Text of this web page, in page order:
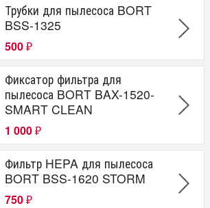
Трубки для пылесоса BORT
BSS-1325
500 ₽
Фиксатор фильтра для
пылесоса BORT BAX-1520-
SMART CLEAN
1 000 ₽
Фильтр HEPA для пылесоса
BORT BSS-1620 STORM
750 ₽